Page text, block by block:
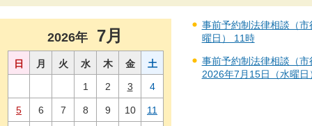
2026年 7月
日 月 火 水 木 金 土
1 2 3 4
5 6 7 8 9 10 11
事前予約制法律相談（
曜日） 11時
事前予約制法律相談（
2026年7月15日（水曜日